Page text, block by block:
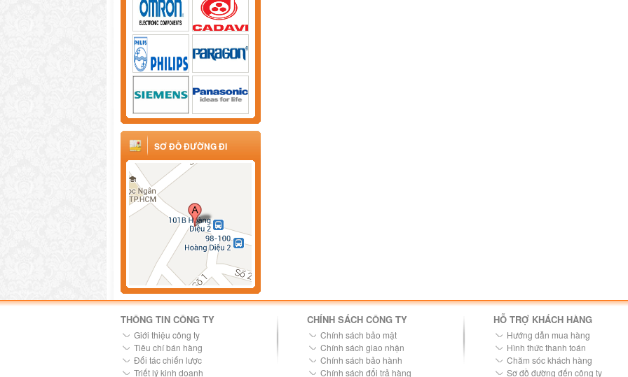
SƠ ĐỒ ĐƯỜNG ĐI
THÔNG TIN CÔNG TY
Giới thiệu công ty
Tiêu chí bán hàng
Đối tác chiến lược
Triết lý kinh doanh
CHÍNH SÁCH CÔNG TY
Chính sách bảo mật
Chính sách giao nhận
Chính sách bảo hành
Chính sách đổi trả hàng
HỖ TRỢ KHÁCH HÀNG
Hướng dẫn mua hàng
Hình thức thanh toán
Chăm sóc khách hàng
Sơ đồ đường đến công ty